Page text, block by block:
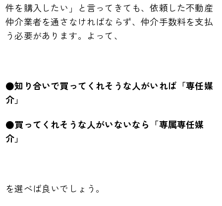
件を購入したい」と言ってきても、依頼した不動産
仲介業者を通さなければならず、仲介手数料を支払
う必要があります。よって、
●知り合いで買ってくれそうな人がいれば「専任媒
介」
●買ってくれそうな人がいないなら「専属専任媒
介」
を選べば良いでしょう。